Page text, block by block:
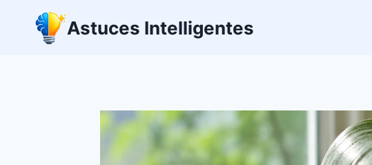
contenu
Astuces Intelligentes